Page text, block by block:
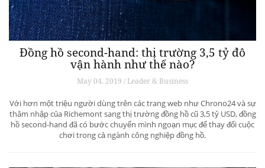
Đồng hồ second-hand: thị trường 3,5 tỷ đô
vận hành như thế nào?
May 04, 2019 / Leader & Business
Với hơn một triệu người dùng trên các trang web như Chrono24 và sự
thâm nhập của Richemont sang thị trường đồng hồ cũ 3,5 tỷ USD, đồng
hồ second-hand đã có bước chuyển mình ngoạn mục để thay đổi cuộc
chơi trong cả ngành công nghiệp đồng hồ.